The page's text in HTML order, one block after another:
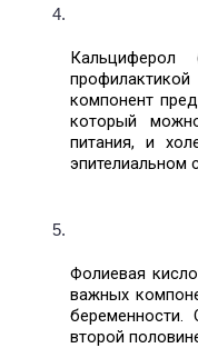
компонент
который
питания, и
эпителиальном
Фолиевая
важных
второй